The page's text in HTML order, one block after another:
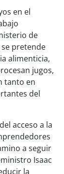
en el
de
se pretende
alimenticia,
jugos,
tanto en
del
acceso a la
a seguir
Isaac
la